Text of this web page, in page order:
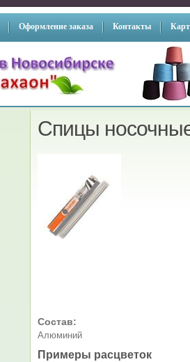
Оформление заказа Контакты
Спицы
Состав:
Алюминий
Примеры расцветок